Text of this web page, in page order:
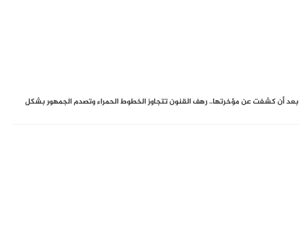
بعد أن كشفت عن مؤخرتها.. رهف القنون تتجاوز الخطوط الحمراء وتصدم الجمهور بشكل